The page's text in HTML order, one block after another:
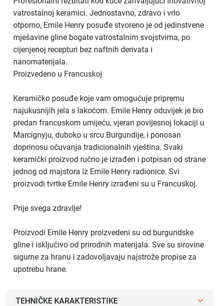
vatrostalnoj keramici. Jednostavno, zdravo i vrlo
otporno, Emile Henry posuđe stvoreno je od jedinstvene
mješavine gline bogate vatrostalnim svojstvima, po
cijenjenoj recepturi bez naftnih derivata i
nanomaterijala.
Proizvedeno u Francuskoj
Keramičko posuđe koje vam omogućuje pripremu
najukusnijih jela s lakoćom. Emile Henry oduvijek je bio
predan francuskom umijeću, vjeran povijesnoj lokaciji u
Marcignyju, duboko u srcu Burgundije, i ponosan
doprinosu očuvanja tradicionalnih vještina. Svaki
keramički proizvod ručno je izrađen i potpisan od strane
jednog od majstora iz Emile Henry radionice. Svi
proizvodi tvrtke Emile Henry izrađeni su u Francuskoj.
Prije svega zdravlje!
Proizvodi Emile Henry proizvedeni su od burgundske
gline i isključivo od prirodnih materijala. Sve su sirovine
sigurne za hranu i zadovoljavaju najstrože propise za
upotrebu hrane.
TEHNIČKE KARAKTERISTIKE